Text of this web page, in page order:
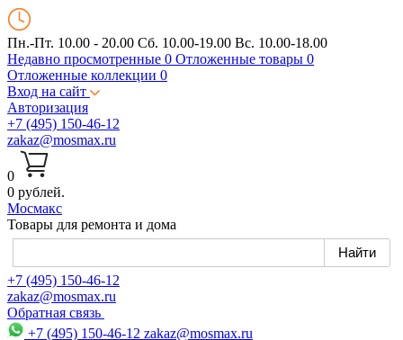
Пн.-Пт. 10.00 - 20.00 Сб. 10.00-19.00 Вс. 10.00-18.00
Недавно просмотренные 0 Отложенные товары 0
Отложенные коллекции 0
Вход на сайт
Авторизация
+7 (495) 150-46-12
zakaz@mosmax.ru
0
0 рублей.
Мосмакс
Товары для ремонта и дома
+7 (495) 150-46-12
zakaz@mosmax.ru
Обратная связь
+7 (495) 150-46-12 zakaz@mosmax.ru